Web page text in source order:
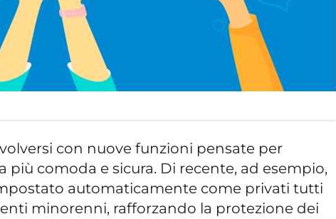
con nuove funzioni pensate per
più comoda e sicura. Di recente, ad esempio,
automaticamente come privati tutti
minorenni, rafforzando la protezione dei